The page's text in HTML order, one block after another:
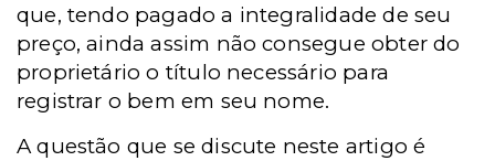
que, tendo pagado a integralidade de seu
preço, ainda assim não consegue obter do
proprietário o título necessário para
registrar o bem em seu nome.
A questão que se discute neste artigo é